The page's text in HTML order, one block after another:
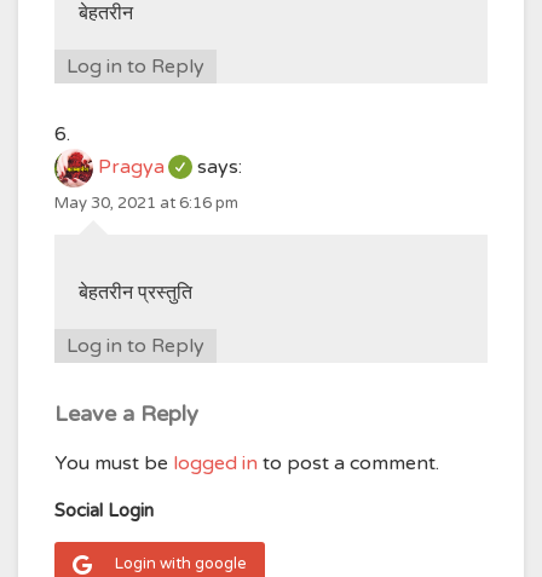
बेहतरीन
Log in to Reply
Pragya says:
May 30, 2021 at 6:16 pm
बेहतरीन प्रस्तुति
Log in to Reply
Leave a Reply
You must be logged in to post a comment.
Social Login
Login with google